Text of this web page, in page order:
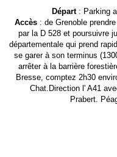
Départ : Parking
Accès : de Grenoble
par la D 528 et poursuivre
départementale qui prend
se garer à son terminus
arrêter à la barrière
Bresse, comptez 2h30
Chat.Direction l' A41
Prabert.